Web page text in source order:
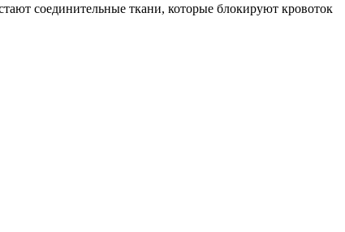
соединительные ткани, которые блокируют кровоток